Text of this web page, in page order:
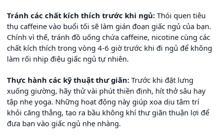
Tránh các chất kích thích trước khi ngủ: Thói quen tiêu
thụ caffeine vào buổi tối sẽ làm gián đoạn giấc ngủ của bạn.
Chính vì thế, tránh đồ uống chứa caffeine, nicotine cùng các
chất kích thích trong vòng 4-6 giờ trước khi đi ngủ để không
làm rối nhịp điệu giấc ngủ tự nhiên.
Thực hành các kỹ thuật thư giãn: Trước khi đặt lưng
xuống giường, hãy thử vài phút thiền định, hít thở sâu hay
tập nhẹ yoga. Những hoạt động này giúp xoa dịu tâm trí
khỏi căng thẳng, tạo ra bầu không khí thư giãn thuận lợi để
đưa bạn vào giấc ngủ nhẹ nhàng.